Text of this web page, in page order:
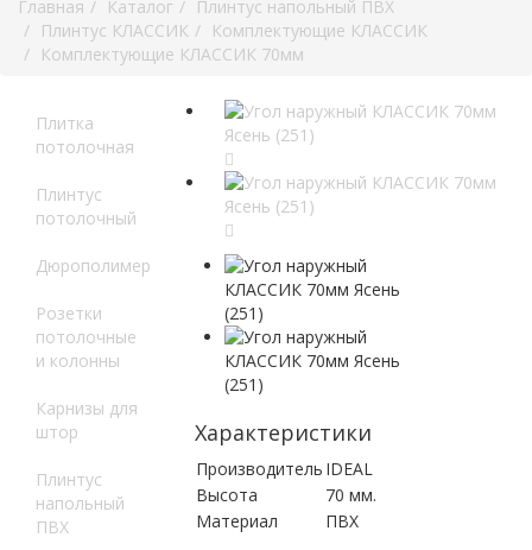
Главная Каталог
Плинтус напольный ПВХ
Плинтус КЛАССИК
Комплектующие КЛАССИК
Комплектующие КЛАССИК 70мм
Плитка
потолочная
Плинтус
потолочный
Дюрополимер
Розетки
потолочные
и колонны
Карнизы для
штор
Плинтус
напольный
ПВХ
Характеристики
Производитель IDEAL
Высота
70 мм.
Материал
ПВХ